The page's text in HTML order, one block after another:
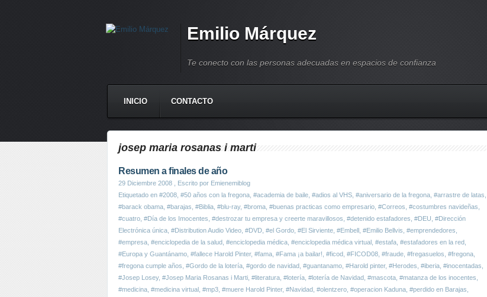
Emilio Márquez
Te conecto con las personas adecuadas en espacios de confianza
INICIO CONTACTO
josep maria rosanas i marti
Resumen a finales de año
29 Diciembre 2008 , Escrito por Emienemiblog
Etiquetado en #2008 #50 años con la fregona #academia de baile #adios al VHS #aniversario de la fregona #arrastre de latas
#barack obama #barajas #Biblia #blu-ray, #broma #buenas practicas como empresario #Correos #costumbres navideñas
#cuatro #Día de los Imocentes #destrozar tu empresa y creerte maravillosos #detenido estafadores #DEU #Dirección
Electrónica única #Distribution Audio Video #DVD #el Gordo #El Sirviente #Embell #Emilio Bellvis #emprendedores
#empresa #enciclopedia de la salud #enciclopedia médica #enciclopedia médica virtual #estafa #estafadores en la red
#Europa y Guantánamo #fallece Harold Pinter, #fama #Fama ¡a bailar! #ficod #FICOD08 #fraude #fregasuelos #fregona
#fregona cumple años #Gordo de la lotería #gordo de navidad #guantanamo #Harold pinter, #Herodes #iberia #inocentadas
#Josep Losey, #Josep Maria Rosanas i Marti #literatura #lotería #lotería de Navidad #mascota #matanza de los inocentes
#medicina #medicina virtual #mp3 #muere Harold Pinter, #Navidad #olentzero #operacion Kaduna #perdido en Barajas